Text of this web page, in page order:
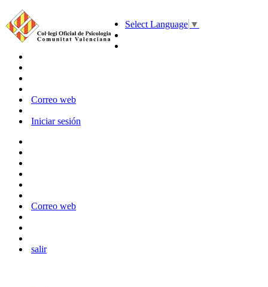
Select Language ▼
Correo web
Iniciar sesión
Correo web
salir